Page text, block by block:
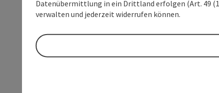
Datenübermittlung in ein Drittland erfolgen (Art. 49
verwalten und jederzeit widerrufen können.